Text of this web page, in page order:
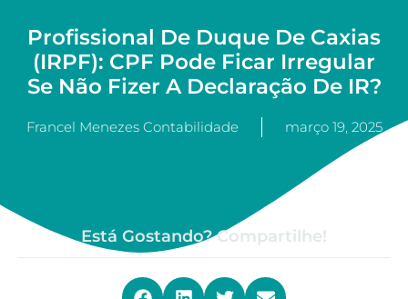
Profissional De Duque De Caxias
(IRPF): CPF Pode Ficar Irregular
Se Não Fizer A Declaração De IR?
Francel Menezes Contabilidade março 19, 2025
Está Gostando? Compartilhe!